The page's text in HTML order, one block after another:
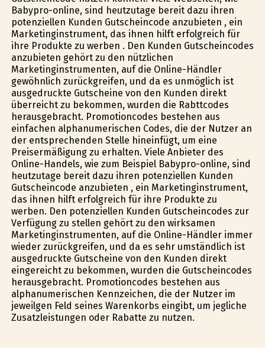
Babyprofi-online, sind heutzutage bereit dazu ihren
potenziellen Kunden Gutscheincode anzubieten , ein
Marketinginstrument, das ihnen hilft erfolgreich für
ihre Produkte zu werben . Den Kunden Gutscheincodes
anzubieten gehört zu den nützlichen
Marketinginstrumenten, auf die Online-Händler
gewöhnlich zurückgreifen, und da es unmöglich ist
ausgedruckte Gutscheine von den Kunden direkt
überreicht zu bekommen, wurden die Rabttcodes
herausgebracht. Promotioncodes bestehen aus
einfachen alphanumerischen Codes, die der Nutzer an
der entsprechenden Stelle hineinfügt, um eine
Preisermäßigung zu erhalten. Viele Anbieter des
Online-Handels, wie zum Beispiel Babyprofi-online, sind
heutzutage bereit dazu ihren potenziellen Kunden
Gutscheincode anzubieten , ein Marketinginstrument,
das ihnen hilft erfolgreich für ihre Produkte zu
werben. Den potenziellen Kunden Gutscheincodes zur
Verfügung zu stellen gehört zu den wirksamen
Marketinginstrumenten, auf die Online-Händler immer
wieder zurückgreifen, und da es sehr umständlich ist
ausgedruckte Gutscheine von den Kunden direkt
eingereicht zu bekommen, wurden die Gutscheincodes
herausgebracht. Promotioncodes bestehen aus
alphanumerischen Kennzeichen, die der Nutzer im
jeweilgen Feld seines Warenkorbs eingibt, um jegliche
Zusatzleistungen oder Rabatte zu nutzen.